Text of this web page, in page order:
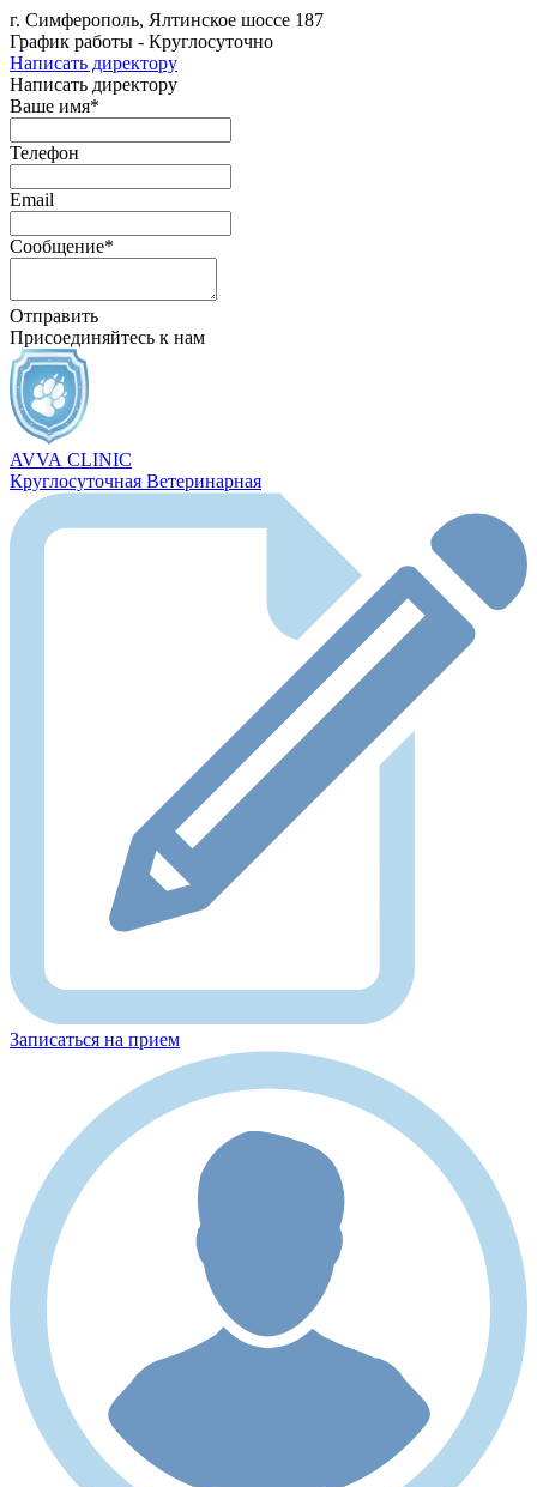
г. Симферополь, Ялтинское шоссе 187
График работы - Круглосуточно
Написать директору
Написать директору
Ваше имя*
Телефон
Email
Сообщение*
Отправить
Присоединяйтесь к нам
AVVA CLINIC
Круглосуточная Ветеринарная
Записаться на прием